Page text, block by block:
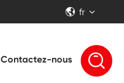
 fr
Contactez-nous 